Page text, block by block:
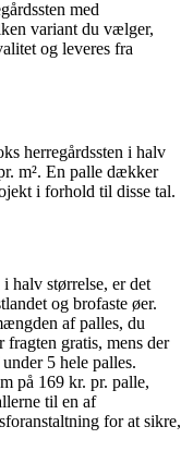
med
variant du vælger,
og leveres fra
herregårdssten i halv
m². En palle dækker
i forhold til disse tal.
halv størrelse, er det
og brofaste øer.
af palles, du
fragten gratis, mens der
5 hele palles.
på 169 kr. pr. palle,
til en af
for at sikre,